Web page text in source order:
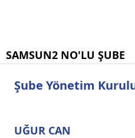
SAMSUN2 NO'LU ŞUBE
Şube Yönetim
UĞUR CAN